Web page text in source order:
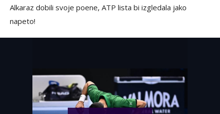
Alkaraz dobili svoje poene, ATP lista bi izgledala jako
napeto!